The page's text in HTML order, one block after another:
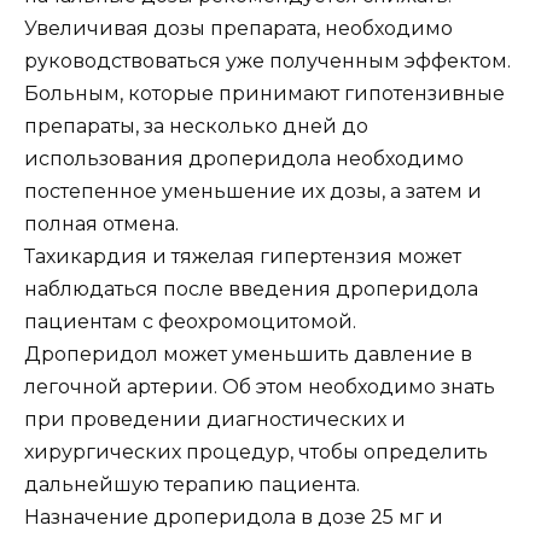
Увеличивая дозы препарата, необходимо
руководствоваться уже полученным эффектом.
Больным, которые принимают гипотензивные
препараты, за несколько дней до
использования дроперидола необходимо
постепенное уменьшение их дозы, а затем и
полная отмена.
Тахикардия и тяжелая гипертензия может
наблюдаться после введения дроперидола
пациентам с феохромоцитомой.
Дроперидол может уменьшить давление в
легочной артерии. Об этом необходимо знать
при проведении диагностических и
хирургических процедур, чтобы определить
дальнейшую терапию пациента.
Назначение дроперидола в дозе 25 мг и